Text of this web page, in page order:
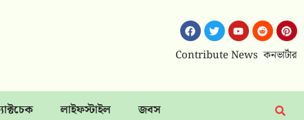
Contribute News কনভার্টার
লাইফস্টাইল জবস